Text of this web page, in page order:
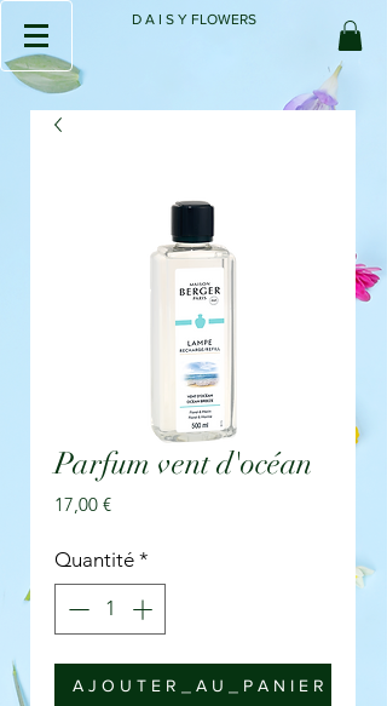
D A I S Y FLOWERS
Parfum vent d'océan
17,00 €Prix
Quantité *
A J O U T E R _ A U _ P A N I E R